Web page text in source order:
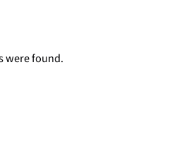
were found.